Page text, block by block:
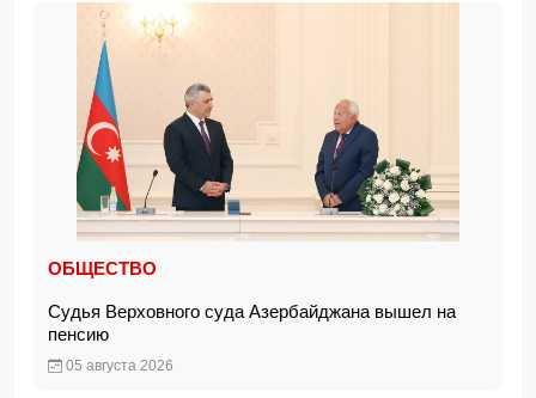
ОБЩЕСТВО
Судья Верховного суда Азербайджана вышел на
пенсию
05 августа 2026